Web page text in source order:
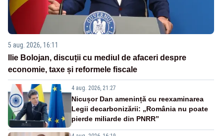
5 aug. 2026, 16:11
Ilie Bolojan, discuții cu mediul de afaceri despre
economie, taxe și reformele fiscale
4 aug. 2026, 21:27
Nicușor Dan amenință cu reexaminarea
Legii decarbonizării: „România nu poate
pierde miliarde din PNRR”